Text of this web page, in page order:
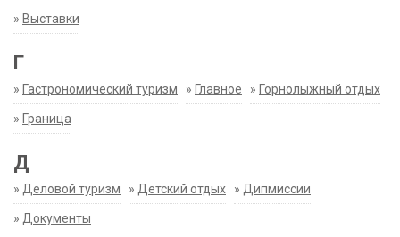
» Выставки
Г
» Гастрономический туризм » Главное » Горнолыжный отдых
» Граница
Д
» Деловой туризм » Детский отдых » Дипмиссии
» Документы